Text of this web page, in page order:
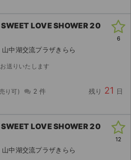
LOVE SHOWER 20
中湖交流プラザきらら
送りいたします
2 件 残り 21 日
6
LOVE SHOWER 20
中湖交流プラザきらら
12